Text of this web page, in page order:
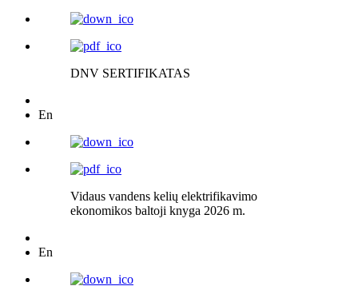
DNV SERTIFIKATAS
En
Vidaus vandens kelių elektrifikavimo
ekonomikos baltoji knyga 2026 m.
En